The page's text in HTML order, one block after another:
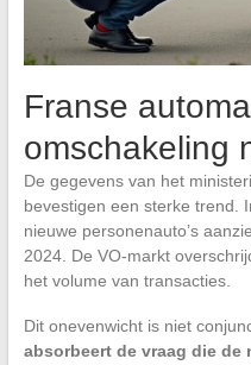
Franse
omschakeling
De gegevens van het
bevestigen een sterke trend.
nieuwe personenauto’s
2024. De VO-markt
het volume van transacties.
Dit onevenwicht is niet
absorbeert de vraag die de